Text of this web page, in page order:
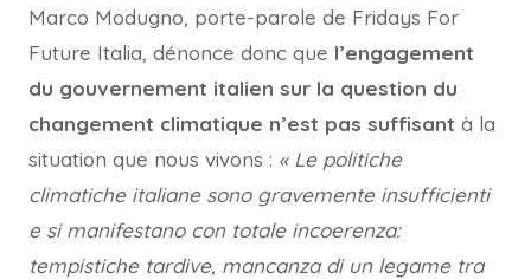
Marco Modugno, porte-parole de Fridays For
Future Italia, dénonce donc que l’engagement
du gouvernement italien sur la question du
changement climatique n’est pas suffisant à la
situation que nous vivons : « Le politiche
climatiche italiane sono gravemente insufficienti
e si manifestano con totale incoerenza:
tempistiche tardive, mancanza di un legame tra